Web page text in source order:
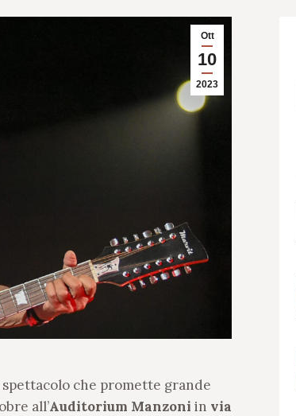
Ott
10
2023
spettacolo che promette grande
all’Auditorium Manzoni in via